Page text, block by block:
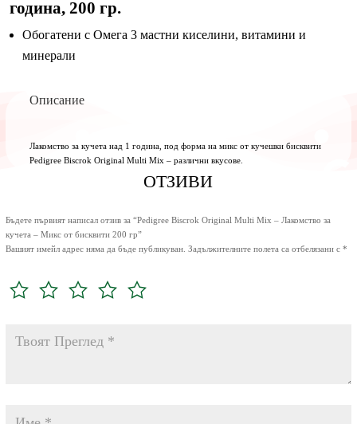
година, 200 гр.
Обогатени с Омега 3 мастни киселини, витамини и
минерали
Описание
Лакомство за кучета над 1 година, под форма на микс от кучешки бисквити
Pedigree Biscrok Original Multi Mix – различни вкусове.
ОТЗИВИ
Бъдете първият написал отзив за “Pedigree Biscrok Original Multi Mix – Лакомство за
кучета – Микс от бисквити 200 гр”
Вашият имейл адрес няма да бъде публикуван. Задължителните полета са отбелязани с *